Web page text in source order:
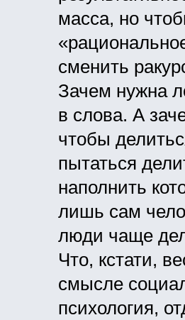
масса, но
сменить
Зачем нужна
в слова. А
чтобы
пытаться
наполнить
лишь сам
люди чаще
Что, кстати,
смысле
психология,